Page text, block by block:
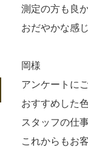
測定の方も良
おだやかな感
岡様
アンケートに
おすすめした
スタッフの仕
これからもお